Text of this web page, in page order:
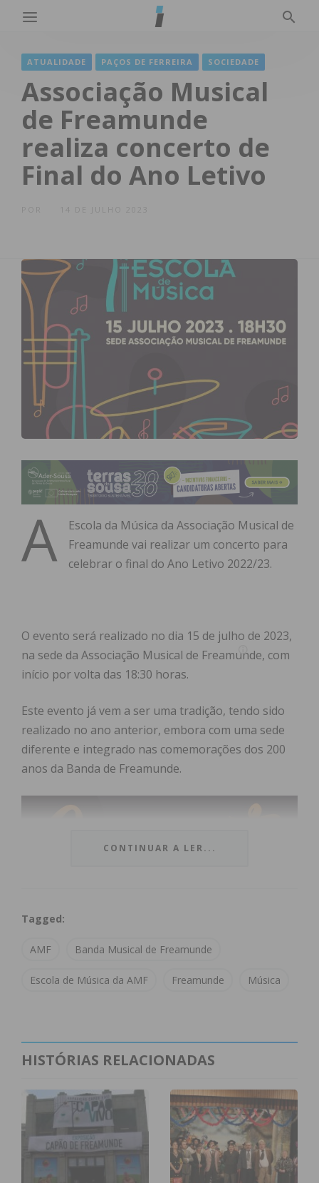
ATUALIDADE PAÇOS DE FERREIRA SOCIEDADE
Associação Musical
de Freamunde
realiza concerto de
Final do Ano Letivo
14 DE JULHO 2023
A
Escola da Música da Associação Musical de
Freamunde vai realizar um concerto para
celebrar o final do Ano Letivo 2022/23.
O evento será realizado no dia 15 de julho de 2023,
na sede da Associação Musical de Freamunde, com
início por volta das 18:30 horas.
Este evento já vem a ser uma tradição, tendo sido
realizado no ano anterior, embora com uma sede
diferente e integrado nas comemorações dos 200
anos da Banda de Freamunde.
CONTINUAR A LER...
Tagged:
AMF Banda Musical de Freamunde
Escola de Música da AMF Freamunde Música
HISTÓRIAS RELACIONADAS